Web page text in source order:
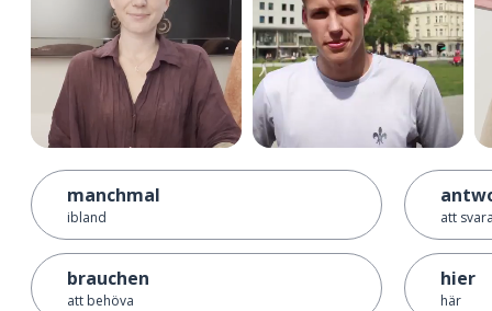
manchmal
ibland
brauchen
att behöva
att
hier
här